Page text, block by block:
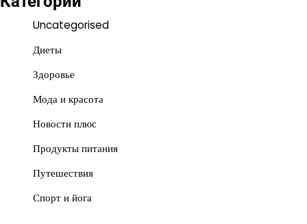
Uncategorised
Диеты
Здоровье
Мода и красота
Новости плюс
Продукты питания
Путешествия
Спорт и йога